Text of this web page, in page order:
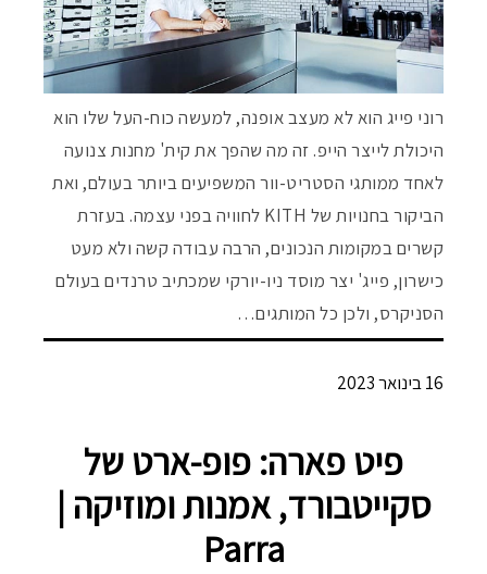
רוני פייג הוא לא מעצב אופנה, למעשה כוח-העל שלו הוא
היכולת לייצר הייפ. זה מה שהפך את קית' מחנות צנועה
לאחד ממותגי הסטריט-וור המשפיעים ביותר בעולם, ואת
הביקור בחנויות של KITH לחוויה בפני עצמה. בעזרת
קשרים במקומות הנכונים, הרבה עבודה קשה ולא מעט
כישרון, פייג' יצר מוסד ניו-יורקי שמכתיב טרנדים בעולם
הסניקרס, ולכן כל המותגים…
16 בינואר 2023
פיט פארה: פופ-ארט של
סקייטבורד, אמנות ומוזיקה |
Parra